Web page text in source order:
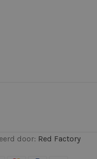
door: Red Factory